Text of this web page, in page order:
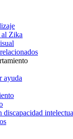
al Zika
ayuda
discapacidad